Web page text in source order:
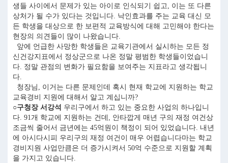
생들 사이에서 문제가 있는 아이로 인식되기 쉽고, 이는 또 다른
상처가 될 수가 있다는 것입니다. 낙인효과를 주는 교육 대신 모
든 학생을 대상으로 한 보편적 교육방식에 대해 고민해야 한다는
현장의 의견들이 많이 나왔습니다.
앞에 언급한 사망한 학생들은 교육기관에서 실시하는 모든 정
신건강지표에서 정상군으로 나온 정말 평범한 학생들이었습니
다. 정말 관점의 변화가 필요함을 보여주는 지표라고 생각됩니
다.
청장님, 이거는 다른 문제인데 혹시 현재 학교에 지원하는 학교
교육경비 지원에 대해서 알고 계십니까?
○구청장 서강석 우리구에서 하고 있는 중요한 사업의 하나입니
다. 91개 학교에 지원하는 건데, 안타깝게 매년 구의 재정 여건상
조금씩 줄어서 금년에는 45억원이 책정이 되어 있었습니다. 내년
에 아시다시피 우리구의 재정 여건이 매우 어렵습니다마는 학교
경비지원 사업만큼은 더 증가시켜서 50억 수준으로 지원할 계획
을 가지고 있습니다.